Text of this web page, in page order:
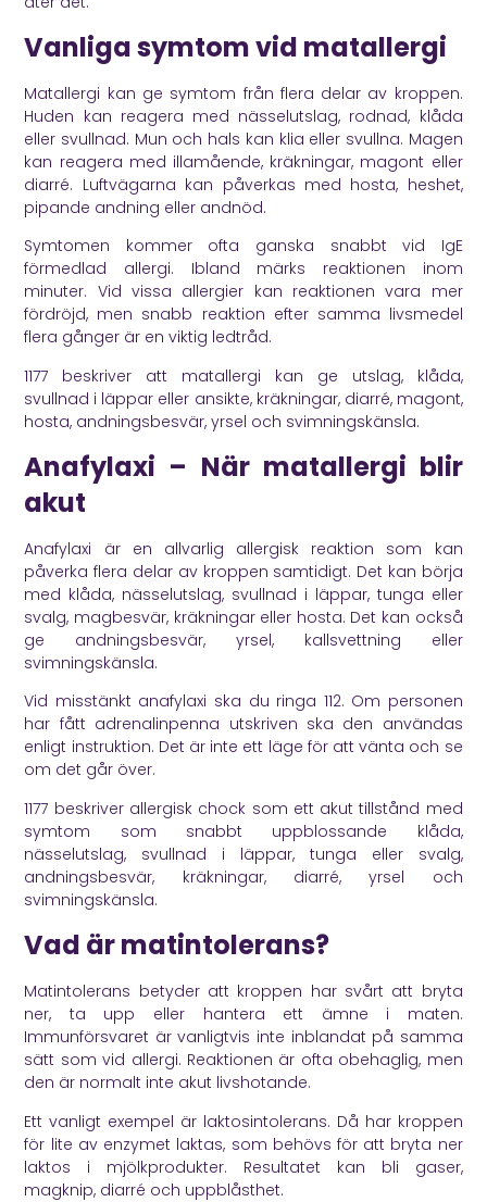
Vanliga symtom vid matallergi
Matallergi kan ge symtom från flera delar av kroppen.
Huden kan reagera med nässelutslag, rodnad, klåda
eller svullnad. Mun och hals kan klia eller svullna. Magen
kan reagera med illamående, kräkningar, magont eller
diarré. Luftvägarna kan påverkas med hosta, heshet,
pipande andning eller andnöd.
Symtomen kommer ofta ganska snabbt vid IgE
förmedlad allergi. Ibland märks reaktionen inom
minuter. Vid vissa allergier kan reaktionen vara mer
fördröjd, men snabb reaktion efter samma livsmedel
flera gånger är en viktig ledtråd.
1177 beskriver att matallergi kan ge utslag, klåda,
svullnad i läppar eller ansikte, kräkningar, diarré, magont,
hosta, andningsbesvär, yrsel och svimningskänsla.
Anafylaxi – När matallergi blir
akut
Anafylaxi är en allvarlig allergisk reaktion som kan
påverka flera delar av kroppen samtidigt. Det kan börja
med klåda, nässelutslag, svullnad i läppar, tunga eller
svalg, magbesvär, kräkningar eller hosta. Det kan också
ge andningsbesvär, yrsel, kallsvettning eller
svimningskänsla.
Vid misstänkt anafylaxi ska du ringa 112. Om personen
har fått adrenalinpenna utskriven ska den användas
enligt instruktion. Det är inte ett läge för att vänta och se
om det går över.
1177 beskriver allergisk chock som ett akut tillstånd med
symtom som snabbt uppblossande klåda,
nässelutslag, svullnad i läppar, tunga eller svalg,
andningsbesvär, kräkningar, diarré, yrsel och
svimningskänsla.
Vad är matintolerans?
Matintolerans betyder att kroppen har svårt att bryta
ner, ta upp eller hantera ett ämne i maten.
Immunförsvaret är vanligtvis inte inblandat på samma
sätt som vid allergi. Reaktionen är ofta obehaglig, men
den är normalt inte akut livshotande.
Ett vanligt exempel är laktosintolerans. Då har kroppen
för lite av enzymet laktas, som behövs för att bryta ner
laktos i mjölkprodukter. Resultatet kan bli gaser,
magknip, diarré och uppblåsthet.